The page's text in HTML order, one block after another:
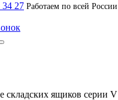
34 27 Работаем по всей России
складских ящиков серии V